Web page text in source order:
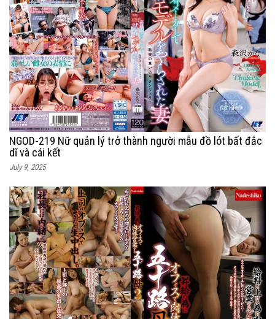
NGOD-219 Nữ quản lý trở thành người mẫu đồ lót bất đắc
dĩ và cái kết
July 9, 2025